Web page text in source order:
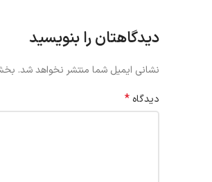
دیدگاهتان را بنویسید
نشانی ایمیل شما منتشر نخواهد شد.
دیدگاه *